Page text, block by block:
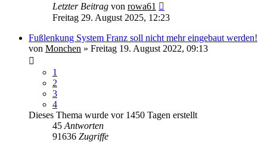
Letzter Beitrag von rowa61
Freitag 29. August 2025, 12:23
Fußlenkung System Franz soll nicht mehr eingebaut werden!
von Monchen » Freitag 19. August 2022, 09:13
1
2
3
4
Dieses Thema wurde vor 1450 Tagen erstellt
45 Antworten
91636 Zugriffe